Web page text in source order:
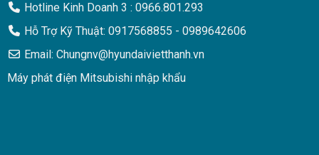
Hotline Kinh Doanh 3 : 0966.801.293
Hỗ Trợ Kỹ Thuật: 0917568855 - 0989642606
Email: Chungnv@hyundaivietthanh.vn
Máy phát điện Mitsubishi nhập khẩu